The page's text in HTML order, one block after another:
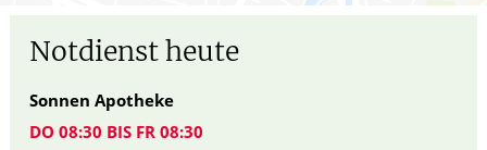
Notdienst heute
Sonnen Apotheke
DO 08:30 BIS FR 08:30